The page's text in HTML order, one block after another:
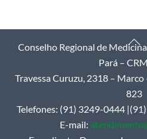
Back
To
Top
Conselho Regional de
Pará –
Travessa Curuzu, 2318 –
823
Telefones: (91) 3249-0444
E-mail: